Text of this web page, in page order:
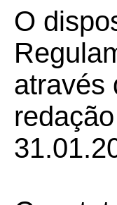
O
através